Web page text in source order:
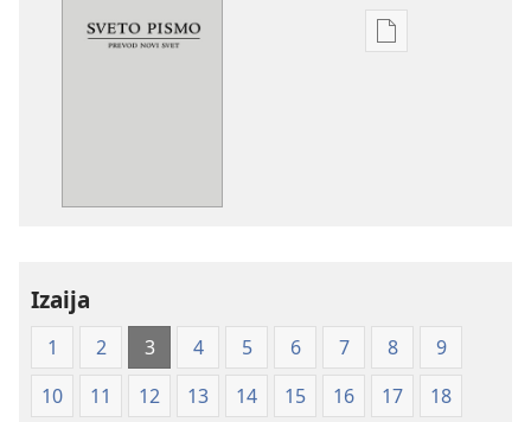
Možnosti
(izdano 2009)
Izaija
1 2 3 4 5 6 7 8
9
10
11 12 13 14 15 16 17
18